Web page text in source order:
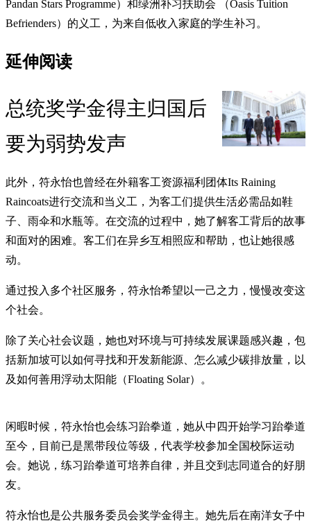
Pandan Stars Programme）和绿洲补习扶助会 （Oasis Tuition
Befrienders）的义工，为来自低收入家庭的学生补习。
延伸阅读
总统奖学金得主归国后
要为弱势发声
此外，符永怡也曾经在外籍客工资源福利团体Its Raining
Raincoats进行交流和当义工，为客工们提供生活必需品如鞋
子、雨伞和水瓶等。在交流的过程中，她了解客工背后的故事
和面对的困难。客工们在异乡互相照应和帮助，也让她很感
动。
通过投入多个社区服务，符永怡希望以一己之力，慢慢改变这
个社会。
除了关心社会议题，她也对环境与可持续发展课题感兴趣，包
括新加坡可以如何寻找和开发新能源、怎么减少碳排放量，以
及如何善用浮动太阳能（Floating Solar）。
闲暇时候，符永怡也会练习跆拳道，她从中四开始学习跆拳道
至今，目前已是黑带段位等级，代表学校参加全国校际运动
会。她说，练习跆拳道可培养自律，并且交到志同道合的好朋
友。
符永怡也是公共服务委员会奖学金得主。她先后在南洋女子中